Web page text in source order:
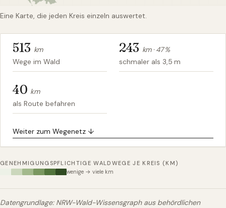
Eine Karte, die jeden Kreis einzeln auswertet.
513 km
Wege im Wald
243 km ·47%
schmaler als 3,5 m
40 km
als Route befahren
Weiter zum Wegenetz ↓
GENEHMIGUNGSPFLICHTIGE WALDWEGE JE KREIS (KM)
wenige → viele km
Datengrundlage: NRW-Wald-Wissensgraph aus behördlichen